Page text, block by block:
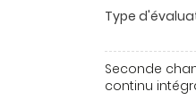
Type
Seconde
continu